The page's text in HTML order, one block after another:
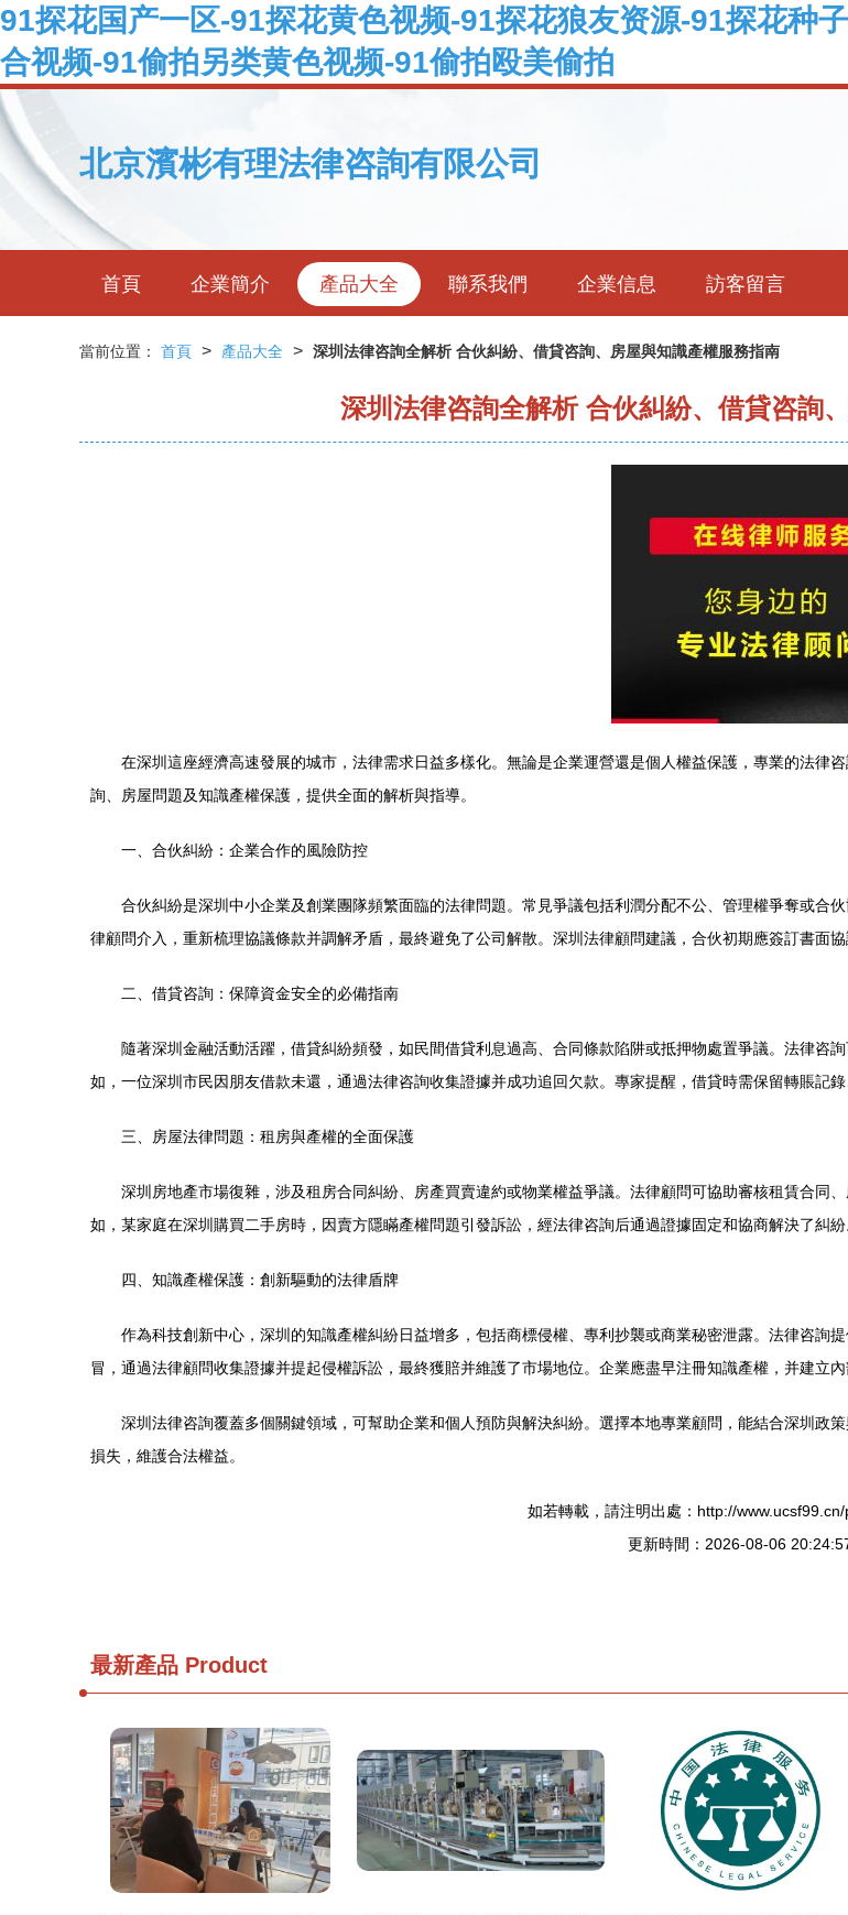
91探花国产一区-91探花黄色视频-91探花狼友资源-91探花种
合视频-91偷拍另类黄色视频-91偷拍殴美偷拍
北京濱彬有理法律咨詢有限公司
首頁 企業簡介 產品大全 聯系我們 企業信息 訪客留言
當前位置： 首頁 > 產品大全 > 深圳法律咨詢全解析 合伙糾紛、借貸咨詢、房屋與知識產權服務指南
深圳法律咨詢全解析 合伙糾紛、借貸咨詢
在深圳這座經濟高速發展的城市，法律需求日益多樣化。無論是企業運營還是個人權益保護，專業的法律
詢、房屋問題及知識產權保護，提供全面的解析與指導。
一、合伙糾紛：企業合作的風險防控
合伙糾紛是深圳中小企業及創業團隊頻繁面臨的法律問題。常見爭議包括利潤分配不公、管理權爭奪或合
律顧問介入，重新梳理協議條款并調解矛盾，最終避免了公司解散。深圳法律顧問建議，合伙初期應簽訂書面
二、借貸咨詢：保障資金安全的必備指南
隨著深圳金融活動活躍，借貸糾紛頻發，如民間借貸利息過高、合同條款陷阱或抵押物處置爭議。法律咨
如，一位深圳市民因朋友借款未還，通過法律咨詢收集證據并成功追回欠款。專家提醒，借貸時需保留轉賬記
三、房屋法律問題：租房與產權的全面保護
深圳房地產市場復雜，涉及租房合同糾紛、房產買賣違約或物業權益爭議。法律顧問可協助審核租賃合同
如，某家庭在深圳購買二手房時，因賣方隱瞞產權問題引發訴訟，經法律咨詢后通過證據固定和協商解決了糾
四、知識產權保護：創新驅動的法律盾牌
作為科技創新中心，深圳的知識產權糾紛日益增多，包括商標侵權、專利抄襲或商業秘密泄露。法律咨詢
冒，通過法律顧問收集證據并提起侵權訴訟，最終獲賠并維護了市場地位。企業應盡早注冊知識產權，并建立
深圳法律咨詢覆蓋多個關鍵領域，可幫助企業和個人預防與解決糾紛。選擇本地專業顧問，能結合深圳政
損失，維護合法權益。
如若轉載，請注明出處：http://
更新時間：2026-08-06
最新產品 Product